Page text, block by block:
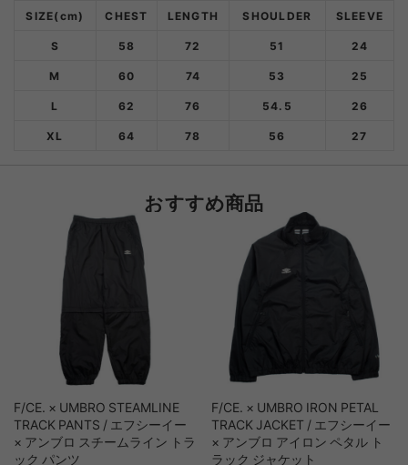
SIZE(cm) CHEST LENGTH SHOULDER
SLEEVE
S
58 72 51
24
M
60 74 53
25
L
62 76 54.5
26
XL
64 78 56 27
おすすめ商品
F/CE. × UMBRO STEAMLINE
TRACK PANTS / エフシーイー
× アンブロ スチームライン トラ
ック パンツ
F/CE. × UMBRO IRON PETAL
TRACK JACKET / エフシーイー
× アンブロ アイロン ペタル ト
ラック ジャケット